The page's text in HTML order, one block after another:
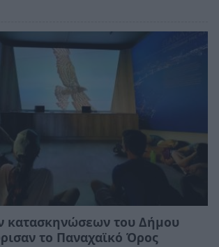
κατασκηνώσεων του Δήμου
το Παναχαϊκό Όρος